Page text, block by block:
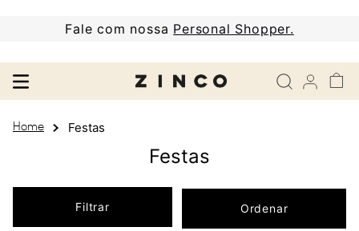
Fale com nossa Personal Shopper.
Festas
Festas
Filtrar